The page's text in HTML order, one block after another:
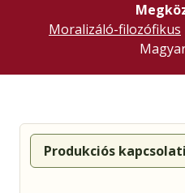
Moralizáló-filozófikus
Produkciós